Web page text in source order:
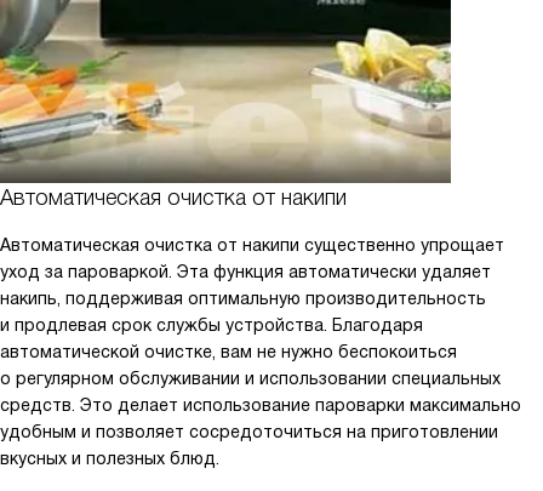
Автоматическая очистка от накипи
Автоматическая очистка от накипи существенно упрощает
уход за пароваркой. Эта функция автоматически удаляет
накипь, поддерживая оптимальную производительность
и продлевая срок службы устройства. Благодаря
автоматической очистке, вам не нужно беспокоиться
о регулярном обслуживании и использовании специальных
средств. Это делает использование пароварки максимально
удобным и позволяет сосредоточиться на приготовлении
вкусных и полезных блюд.